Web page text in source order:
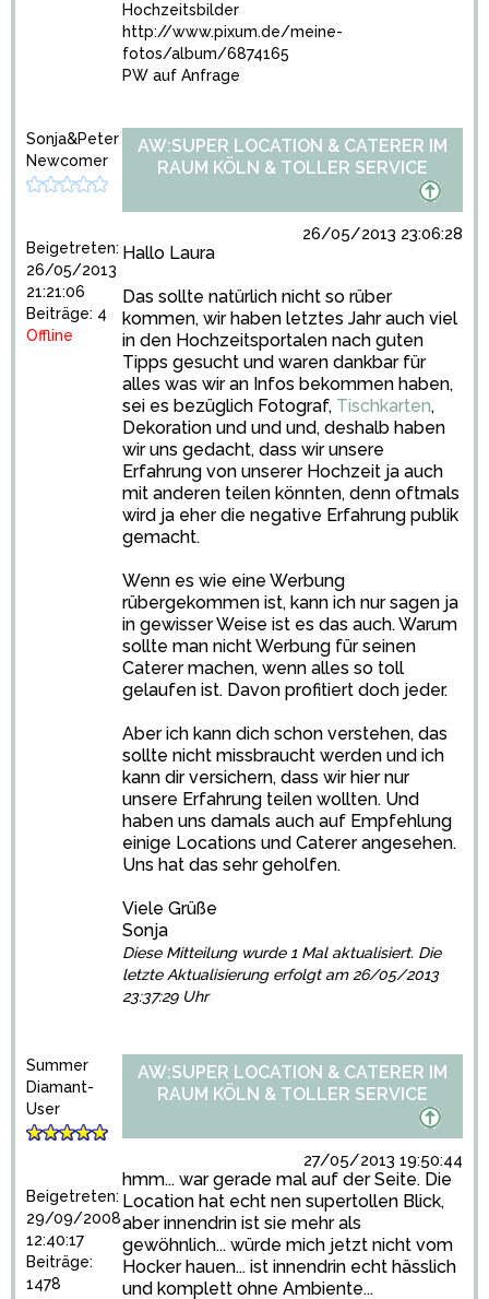
Hochzeitsbilder
http://www.pixum.de/meine-
fotos/album/6874165
PW auf Anfrage
Sonja&Peter
Newcomer
Beigetreten:
26/05/2013
21:21:06
Beiträge: 4
Offline
AW:SUPER LOCATION & CATERER IM
RAUM KÖLN & TOLLER SERVICE
26/05/2013 23:06:28
Hallo Laura
Das sollte natürlich nicht so rüber
kommen, wir haben letztes Jahr auch viel
in den Hochzeitsportalen nach guten
Tipps gesucht und waren dankbar für
alles was wir an Infos bekommen haben,
sei es bezüglich Fotograf, Tischkarten,
Dekoration und und und, deshalb haben
wir uns gedacht, dass wir unsere
Erfahrung von unserer Hochzeit ja auch
mit anderen teilen könnten, denn oftmals
wird ja eher die negative Erfahrung publik
gemacht.
Wenn es wie eine Werbung
rübergekommen ist, kann ich nur sagen ja
in gewisser Weise ist es das auch. Warum
sollte man nicht Werbung für seinen
Caterer machen, wenn alles so toll
gelaufen ist. Davon profitiert doch jeder.
Aber ich kann dich schon verstehen, das
sollte nicht missbraucht werden und ich
kann dir versichern, dass wir hier nur
unsere Erfahrung teilen wollten. Und
haben uns damals auch auf Empfehlung
einige Locations und Caterer angesehen.
Uns hat das sehr geholfen.
Viele Grüße
Sonja
Diese Mitteilung wurde 1 Mal aktualisiert. Die
letzte Aktualisierung erfolgt am 26/05/2013
23:37:29 Uhr
Summer
Diamant-
User
Beigetreten:
29/09/2008
12:40:17
Beiträge:
1478
AW:SUPER LOCATION & CATERER IM
RAUM KÖLN & TOLLER SERVICE
27/05/2013 19:50:44
hmm... war gerade mal auf der Seite. Die
Location hat echt nen supertollen Blick,
aber innendrin ist sie mehr als
gewöhnlich... würde mich jetzt nicht vom
Hocker hauen... ist innendrin echt hässlich
und komplett ohne Ambiente...